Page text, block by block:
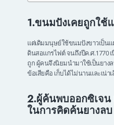
1.ขนมปังเคยถูกใช้
แต่เดิมมนุษย์ใช้ขนมปังขาวเป็น
ดินสอแกรไฟต์ จนถึงปีค.ศ.1770
ถูก ผู้คนจึงนิยมนำมาใช้เป็นยา
ข้อเสียคือ เก็บได้ไม่นานและเน่าเ
2.ผู้ค้นพบออกซิเจน
ในการคิดค้นยางลบ